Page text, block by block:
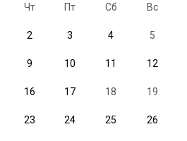
Чт Пт Сб Вс
2 3 4 5
9 10 11 12
16 17 18 19
23 24 25 26